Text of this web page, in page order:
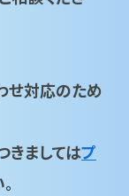
せ対応のため
きましてはプ